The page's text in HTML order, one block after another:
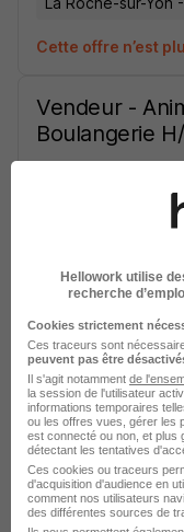
Cette offre n’est
Vendeur -
Boulangerie
La Roche-sur-Yon -
Cette offre n’est
Comptable
La Roche-sur-Yon
Cette offre n’est
Employé
Rapide H/F
Hellowork utilise
recherche
Cookies strictement
Ces traceurs sont
peuvent pas être
Il s'agit notamment de
la session de l'utilisateur
informations temporaires
ou les offres vues, gérer les
est connecté ou non, et plus
détectant les tentatives
Ces cookies ou traceurs
d'acquisition d'audience en
comment nos utilisateurs
des différentes sources de